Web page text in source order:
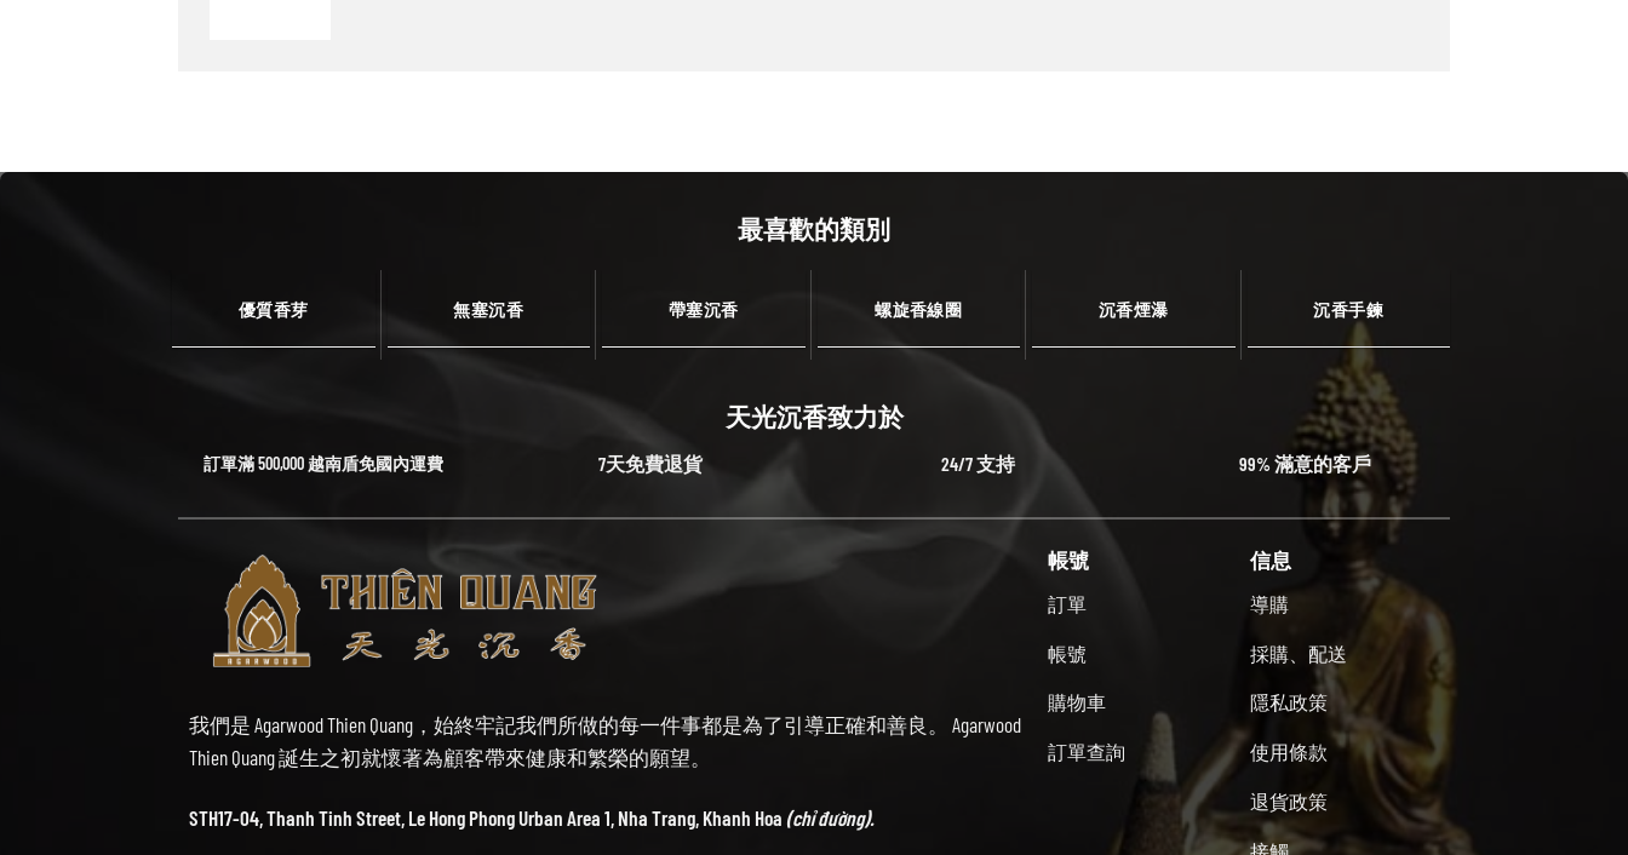
最喜歡的類別
優質香芽 無塞沉香 帶塞沉香 螺旋香線圈 沉香煙瀑 沉香手鍊
天光沉香致力於
訂單滿 500,000 越南盾免國內運費 7天免費退貨 24/7 支持 99% 滿意的客戶
我們是 Agarwood Thien Quang，始終牢記我們所做的每一件事都是為了引導正確和善良。 Agarwood
Thien Quang 誕生之初就懷著為顧客帶來健康和繁榮的願望。
STH17-04, Thanh Tinh Street, Le Hong Phong Urban Area 1, Nha Trang, Khanh Hoa (chỉ đường).
帳號
訂單
帳號
購物車
訂單查詢
信息
導購
採購、配送
隱私政策
使用條款
退貨政策